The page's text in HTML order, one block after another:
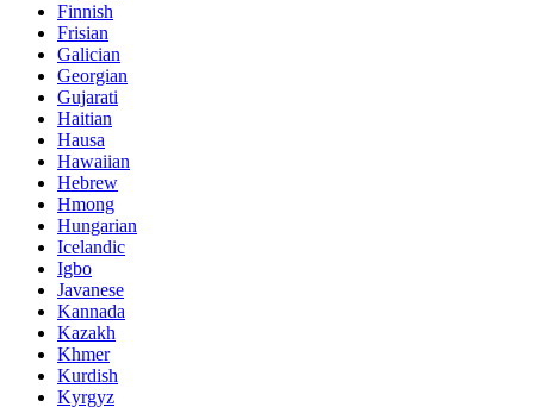
Finnish
Frisian
Galician
Georgian
Gujarati
Haitian
Hausa
Hawaiian
Hebrew
Hmong
Hungarian
Icelandic
Igbo
Javanese
Kannada
Kazakh
Khmer
Kurdish
Kyrgyz